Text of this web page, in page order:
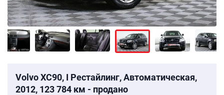
Volvo XC90, I Рестайлинг, Автоматическая,
2012, 123 784 км - продано